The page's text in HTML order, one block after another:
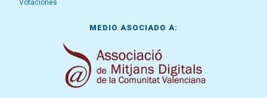
Votaciones
MEDIO ASOCIADO A: